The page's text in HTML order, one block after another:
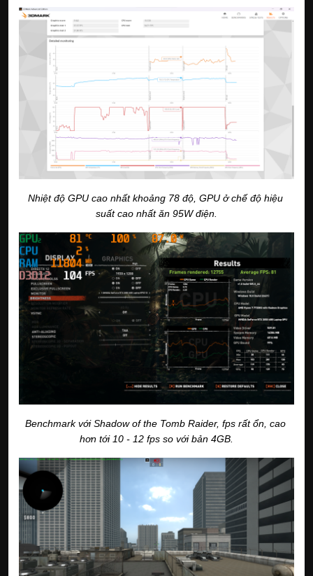
Nhiệt độ GPU cao nhất khoảng 78 độ, GPU ở chế độ hiệu
suất cao nhất ăn 95W điện.
Benchmark với Shadow of the Tomb Raider, fps rất ổn, cao
hơn tới 10 - 12 fps so với bản 4GB.